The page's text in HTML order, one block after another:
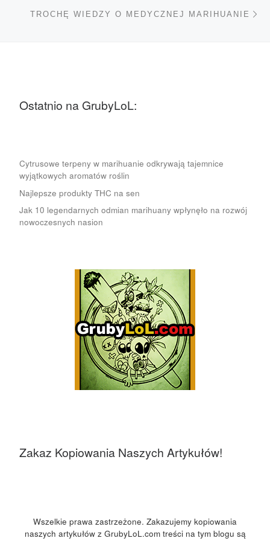
TROCHĘ WIEDZY O MEDYCZNEJ MARIHUANIE
Ostatnio na GrubyLoL:
Cytrusowe terpeny w marihuanie odkrywają tajemnice
wyjątkowych aromatów roślin
Najlepsze produkty THC na sen
Jak 10 legendarnych odmian marihuany wpłynęło na rozwój
nowoczesnych nasion
Zakaz Kopiowania Naszych Artykułów!
Wszelkie prawa zastrzeżone. Zakazujemy kopiowania
naszych artykułów z GrubyLoL.com treści na tym blogu są